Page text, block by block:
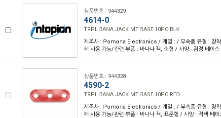
상품번호 : 944329
4614-0
TRPL BANA JACK MT BASE 10PC BLK
제조사 : Pomona Electronics / 계열 : / 부속품 유형 : 장
께 사용 가능/관련 부품 : 바나나 잭, 소형 / 사양 : 검정 베이스
상품번호 : 944328
4590-2
TRPL BANA JACK MT BASE 10PC RED
제조사 : Pomona Electronics / 계열 : / 부속품 유형 : 장
께 사용 가능/관련 부품 : 바나나 잭, 표준형 / 사양 : 적색 베이